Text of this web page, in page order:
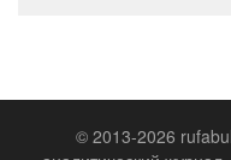
© 2013-2026